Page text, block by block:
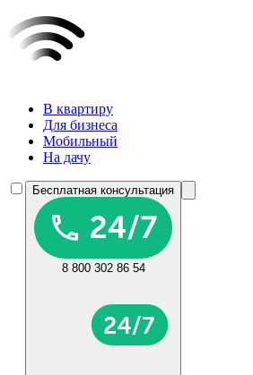
В квартиру
Для бизнеса
Мобильный
На дачу
Бесплатная консультация
8 800 302 86 54